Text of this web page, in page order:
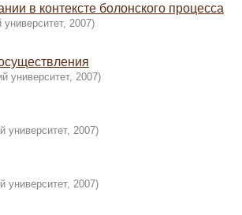
в контексте болонского процесса
университет, 2007)
университет, 2007)
университет, 2007)
университет, 2007)